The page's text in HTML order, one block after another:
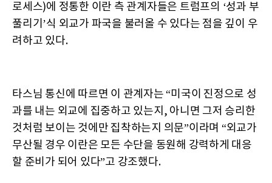
로세스)에 정통한 이란 측 관계자들은 트럼프의 ‘성과 부
풀리기’식 외교가 파국을 불러올 수 있다는 점을 깊이 우
려하고 있다.
타스님 통신에 따르면 이 관계자는 “미국이 진정으로 성
과를 내는 외교에 집중하고 있는지, 아니면 그저 승리한
것처럼 보이는 것에만 집착하는지 의문”이라며 “외교가
무산될 경우 이란은 모든 수단을 동원해 강력하게 대응
할 준비가 되어 있다”고 강조했다.